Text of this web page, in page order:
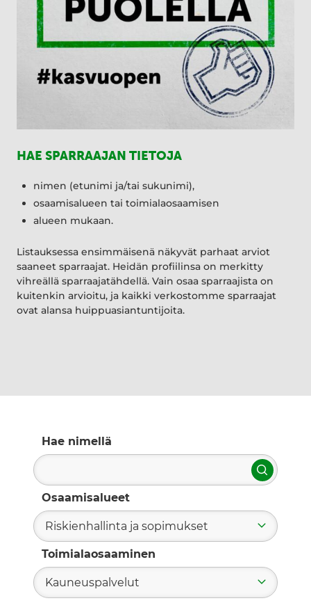
HAE SPARRAAJAN TIETOJA
nimen (etunimi ja/tai sukunimi),
osaamisalueen tai toimialaosaamisen
alueen mukaan.
Listauksessa ensimmäisenä näkyvät parhaat arviot
saaneet sparraajat. Heidän profiilinsa on merkitty
vihreällä sparraajatähdellä. Vain osaa sparraajista on
kuitenkin arvioitu, ja kaikki verkostomme sparraajat
ovat alansa huippuasiantuntijoita.
Hae nimellä
Hae
Osaamisalueet
Riskienhallinta ja sopimukset
Toimialaosaaminen
Kauneuspalvelut